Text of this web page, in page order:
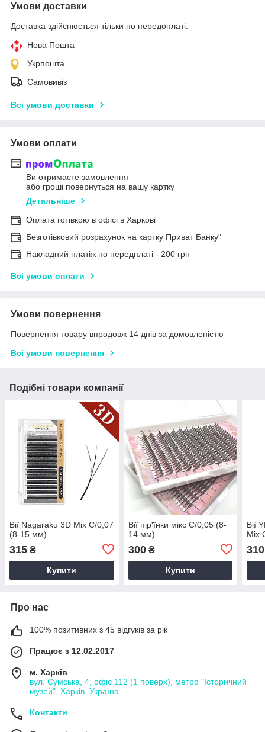
Умови доставки
Доставка здійснюється тільки по передоплаті.
Нова Пошта
Укрпошта
Самовивіз
Всі умови доставки
Умови оплати
Ви отримаєте замовлення
або гроші повернуться на вашу картку
Детальніше
Оплата готівкою в офісі в Харкові
Безготівковий розрахунок на картку Приват Банку"
Накладний платіж по передплаті - 200 грн
Всі умови оплати
Умови повернення
Повернення товару впродовж 14 днів за домовленістю
Всі умови повернення
Подібні товари компанії
Вії Nagaraku 3D Mix С/0,07
(8-15 мм)
315 ₴
Купити
Вії пір'їнки мікс С/0,05 (8-
14 мм)
300₴
Купити
Вії
Mix
310
Про нас
100% позитивних з 45 відгуків за рік
Працює з 12.02.2017
м. Харків
вул. Сумська, 4, офіс 112 (1 поверх), метро "Історичний
музей", Харків, Україна
Контакти